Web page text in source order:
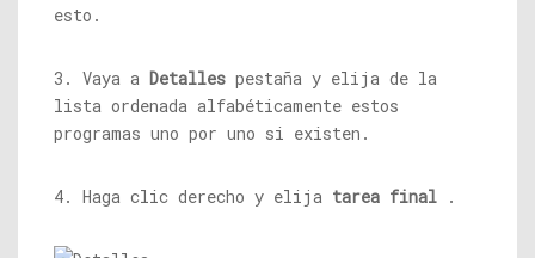
esto.
3. Vaya a Detalles pestaña y elija de la
lista ordenada alfabéticamente estos
programas uno por uno si existen.
4. Haga clic derecho y elija tarea final .